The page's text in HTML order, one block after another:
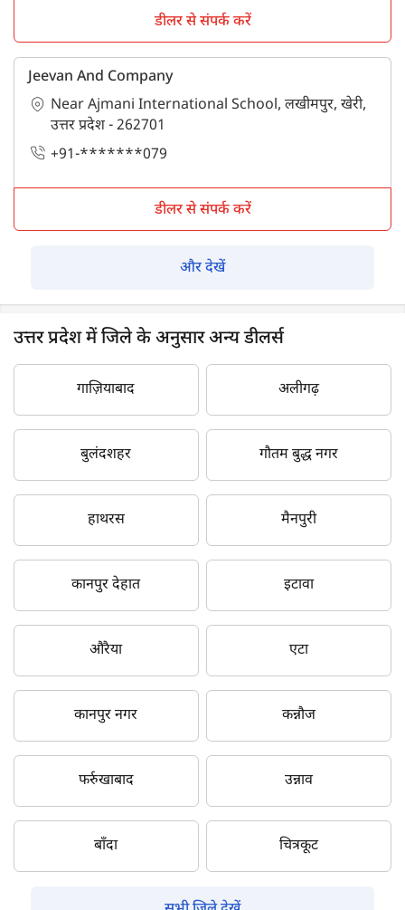
डीलर से संपर्क करें
Jeevan And Company
Near Ajmani International School, लखीमपुर, खेरी,
उत्तर प्रदेश - 262701
+91-*******079
डीलर से संपर्क करें
और देखें
उत्तर प्रदेश में जिले के अनुसार अन्य डीलर्स
गाज़ियाबाद अलीगढ़
बुलंदशहर गौतम बुद्ध नगर
हाथरस मैनपुरी
कानपुर देहात इटावा
औरैया एटा
कानपुर नगर कन्नौज
फर्रुखाबाद उन्नाव
बाँदा चित्रकूट